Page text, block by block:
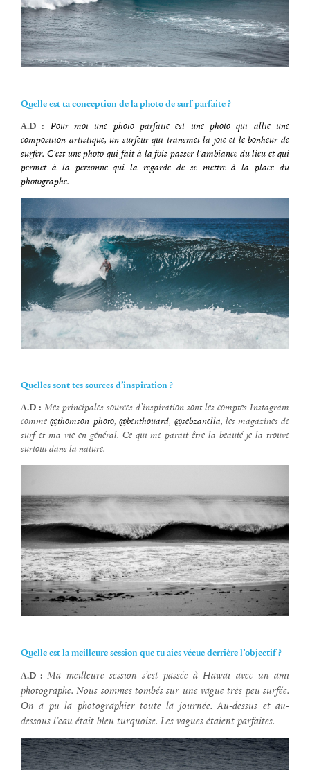
Quelle est ta conception de la photo de surf parfaite ?
A.D : Pour moi une photo parfaite est une photo qui allie une
composition artistique, un surfeur qui transmet la joie et le bonheur de
surfer. C’est une photo qui fait à la fois passer l’ambiance du lieu et qui
permet à la personne qui la regarde de se mettre à la place du
photographe.
Quelles sont tes sources d’inspiration ?
A.D : Mes principales sources d’inspiration sont les comptes Instagram
comme@thomson_photo,@benthouard, @sebzanella, les magazines de
surf et ma vie en général. Ce qui me parait être la beauté je la trouve
surtout dans la nature.
Quelle est la meilleure session que tu aies vécue derrière l’objectif ?
A.D : Ma meilleure session s’est passée à Hawaï avec un ami
photographe. Nous sommes tombés sur une vague très peu surfée.
On a pu la photographier toute la journée. Au-dessus et au-
dessous l’eau était bleu turquoise. Les vagues étaient parfaites.